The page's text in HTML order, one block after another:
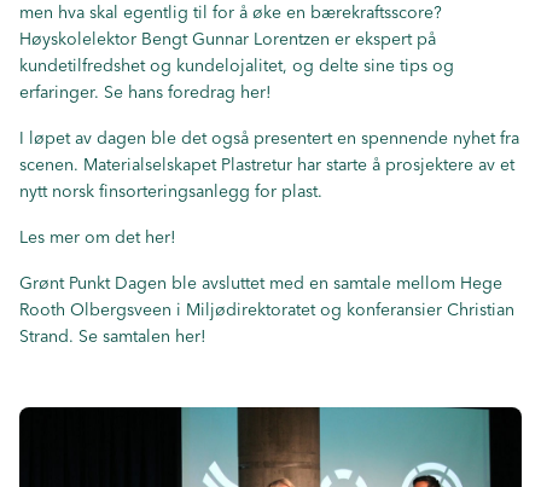
men hva skal egentlig til for å øke en bærekraftsscore?
Høyskolelektor Bengt Gunnar Lorentzen er ekspert på
kundetilfredshet og kundelojalitet, og delte sine tips og
erfaringer. Se hans foredrag her!
I løpet av dagen ble det også presentert en spennende nyhet fra
scenen. Materialselskapet Plastretur har starte å prosjektere av et
nytt norsk finsorteringsanlegg for plast.
Les mer om det her!
Grønt Punkt Dagen ble avsluttet med en samtale mellom Hege
Rooth Olbergsveen i Miljødirektoratet og konferansier Christian
Strand. Se samtalen her!